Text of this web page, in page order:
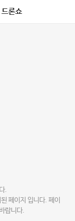
론쇼
.
페이지 입니다. 페이
랍니다.